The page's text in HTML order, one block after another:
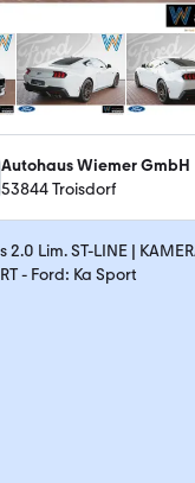
Autohaus Wiemer GmbH
53844 Troisdorf